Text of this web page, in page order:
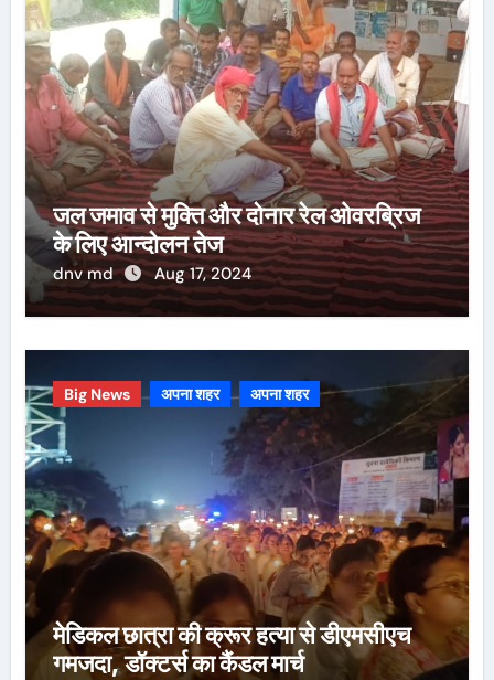
जल जमाव से मुक्ति और दोनार रेल ओवरब्रिज
के लिए आन्दोलन तेज
dnv md Aug 17, 2024
Big News अपना शहर अपना शहर
मेडिकल छात्रा की क्रूर हत्या से डीएमसीएच
गमजदा, डॉक्टर्स का कैंडल मार्च